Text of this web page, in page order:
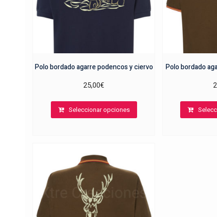
Polo bordado agarre podencos y ciervo
25,00€
Seleccionar opciones
Este
opciones
se
pueden
elegir
Polo bordado